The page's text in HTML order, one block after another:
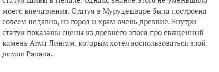
моего впечатления. Статуя в Мурудешваре была построена
совсем недавно, но город и храм очень древние. Внутри
статуи показаны сцены из древнего эпоса про священный
камень Атма Лингам, которым хотел воспользоваться злой
демон Равана.